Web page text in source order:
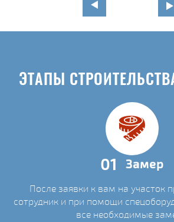
ЭТАПЫ
01 Замер
После заявки к вам на участок
сотрудник и при помощи
все необходимые